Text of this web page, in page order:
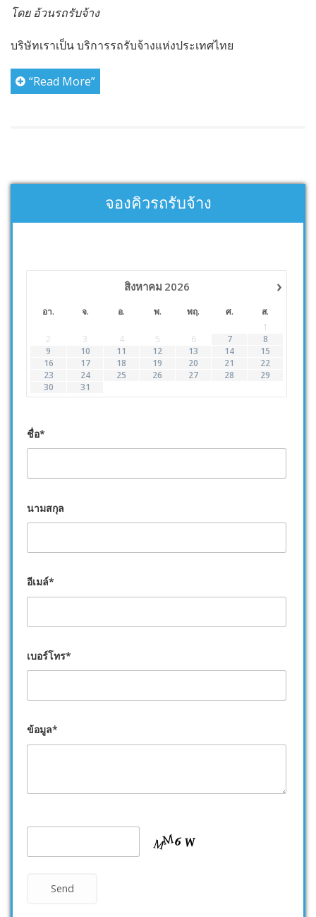
โดย อ้วนรถรับจ้าง
บริษัทเราเป็น บริการรถรับจ้างแห่งประเทศไทย
“Read More”
จองคิวรถรับจ้าง
›
สิงหาคม 2026
อา. จ. อ. พ. พฤ. ศ.
ส.
1
2
3 4 5 6 7
8
9
10 11 12 13 14
15
16
17 18 19 20 21
22
23
24 25 26 27 28
29
30
31
ชื่อ*
นามสกุล
อีเมล์*
เบอร์โทร*
ข้อมูล*